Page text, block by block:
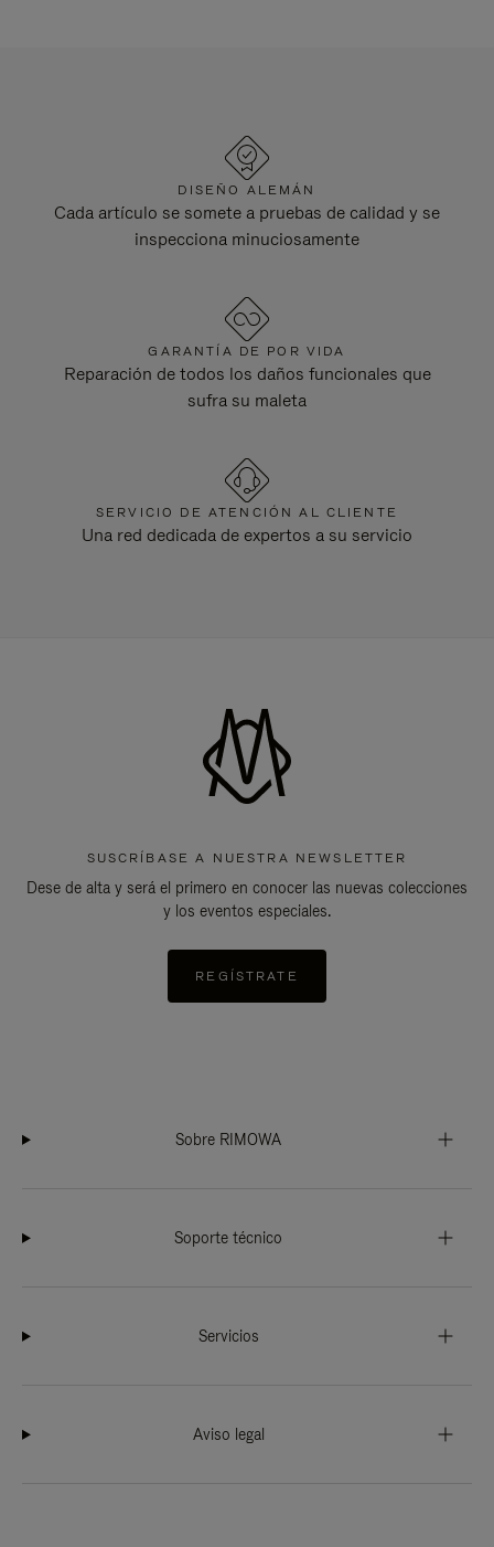
DISEÑO ALEMÁN
Cada artículo se somete a pruebas de calidad y se
inspecciona minuciosamente
GARANTÍA DE POR VIDA
Reparación de todos los daños funcionales que
sufra su maleta
SERVICIO DE ATENCIÓN AL CLIENTE
Una red dedicada de expertos a su servicio
SUSCRÍBASE A NUESTRA NEWSLETTER
Dese de alta y será el primero en conocer las nuevas colecciones
y los eventos especiales.
REGÍSTRATE
Sobre RIMOWA
Soporte técnico
Servicios
Aviso legal